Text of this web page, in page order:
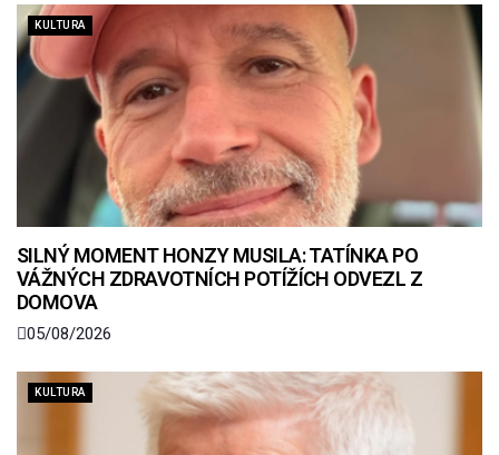
KULTURA
SILNÝ MOMENT HONZY MUSILA: TATÍNKA PO
VÁŽNÝCH ZDRAVOTNÍCH POTÍŽÍCH ODVEZL Z
DOMOVA
05/08/2026
KULTURA